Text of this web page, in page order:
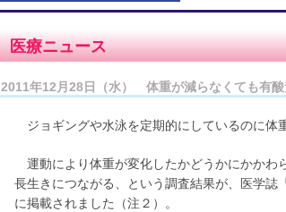
医療ニュース
2011年12月28日（水） 体重が減らなくても有酸
ジョギングや水泳を定期的にしているのに体
運動により体重が変化したかどうかにかかわ
長生きにつながる、という調査結果が、医学誌
に掲載されました（注２）。